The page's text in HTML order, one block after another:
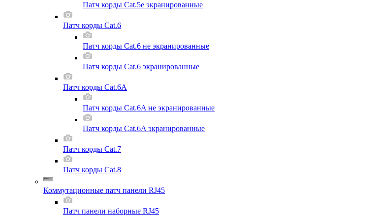
Патч корды Cat.5e экранированные
Патч корды Cat.6
Патч корды Cat.6 не экранированные
Патч корды Cat.6 экранированные
Патч корды Cat.6A
Патч корды Cat.6A не экранированные
Патч корды Cat.6A экранированные
Патч корды Cat.7
Патч корды Cat.8
Коммутационные патч панели RJ45
Патч панели наборные RJ45